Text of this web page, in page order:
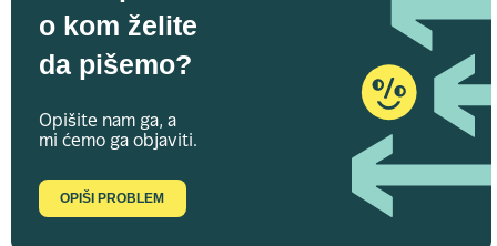
o kom želite
da pišemo?
Opišite nam ga, a
mi ćemo ga objaviti.
OPIŠI PROBLEM